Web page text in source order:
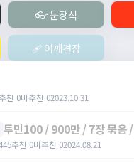
👓 눈장식
🩹 어깨견장
추천 0비추천 02023.10.31
투민100 / 900만 / 7장 묶음 /
ShionFlina#zKvpL
추천 0비추천 02024.08.21